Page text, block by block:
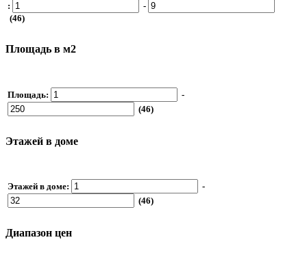
:
-
(46)
Площадь в м2
Площадь:
-
(46)
Этажей в доме
Этажей в доме:
-
(46)
Диапазон цен